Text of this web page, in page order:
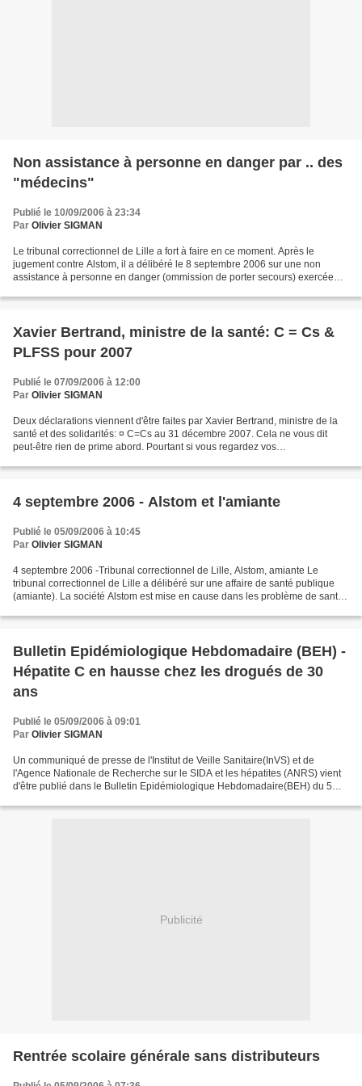
Non assistance à personne en danger par .. des
"médecins"
Publié le 10/09/2006 à 23:34
Par Olivier SIGMAN
Le tribunal correctionnel de Lille a fort à faire en ce moment. Après le
jugement contre Alstom, il a délibéré le 8 septembre 2006 sur une non
assistance à personne en danger (ommission de porter secours) exercée
Xavier Bertrand, ministre de la santé: C = Cs &
PLFSS pour 2007
Publié le 07/09/2006 à 12:00
Par Olivier SIGMAN
Deux déclarations viennent d'être faites par Xavier Bertrand, ministre de la
santé et des solidarités: ¤ C=Cs au 31 décembre 2007. Cela ne vous dit
peut-être rien de prime abord. Pourtant si vous regardez vos
4 septembre 2006 - Alstom et l'amiante
Publié le 05/09/2006 à 10:45
Par Olivier SIGMAN
4 septembre 2006 -Tribunal correctionnel de Lille, Alstom, amiante Le
tribunal correctionnel de Lille a délibéré sur une affaire de santé publique
(amiante). La société Alstom est mise en cause dans les problème de santé
Bulletin Epidémiologique Hebdomadaire (BEH) -
Hépatite C en hausse chez les drogués de 30
ans
Publié le 05/09/2006 à 09:01
Par Olivier SIGMAN
Un communiqué de presse de l'Institut de Veille Sanitaire(InVS) et de
l'Agence Nationale de Recherche sur le SIDA et les hépatites (ANRS) vient
d'être publié dans le Bulletin Epidémiologique Hebdomadaire(BEH) du 5
Publicité
Rentrée scolaire générale sans distributeurs